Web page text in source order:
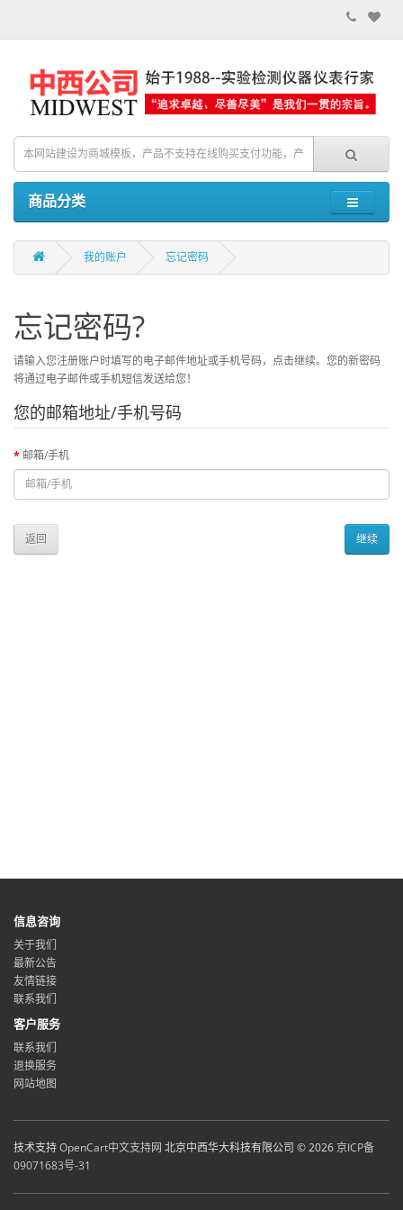
商品分类
我的账户 忘记密码
忘记密码?
请输入您注册账户时填写的电子邮件地址或手机号码，点击继续。您的新密码
将通过电子邮件或手机短信发送给您！
您的邮箱地址/手机号码
邮箱/手机
返回
信息咨询
关于我们
最新公告
友情链接
联系我们
客户服务
联系我们
退换服务
网站地图
技术支持OpenCart中文支持网 北京中西华大科技有限公司 © 2026京ICP备
09071683号-31